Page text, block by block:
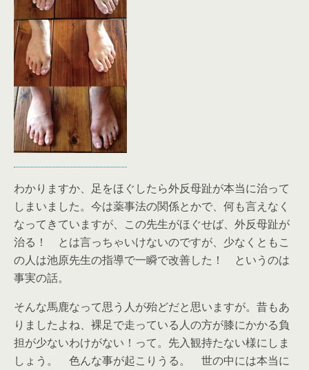
わかりますか、足をほぐしたら外反母趾が本当に治って
しまいました。今は薬事法の関係とかで、何も言えなく
なってきていますが、この先生がほぐせば、外反母趾が
治る！ とは言っちゃいけないのですが、少なくともこ
の人は池原先生の指導で一瞬で改善した！ というのは
事実の話。
そんな馬鹿なって思う人が殆どだと思いますが。昔もあ
りましたよね、裸足で走っている人の方が膝にかかる負
担が少ないわけがない！って。先入観持たない様にしま
しょう。 色んな事が起こりうる。 世の中には本当に